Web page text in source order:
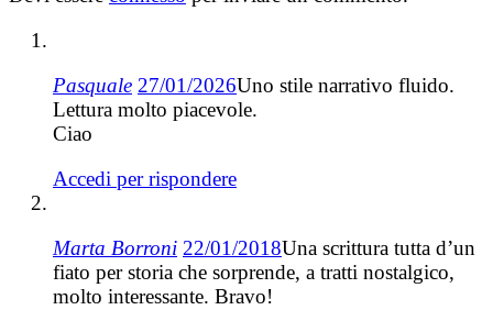
Pasquale 27/01/2026Uno stile narrativo fluido.
Lettura molto piacevole.
Ciao
Accedi per rispondere
Marta Borroni 22/01/2018Una scrittura tutta d’un
fiato per storia che sorprende, a tratti nostalgico,
molto interessante. Bravo!